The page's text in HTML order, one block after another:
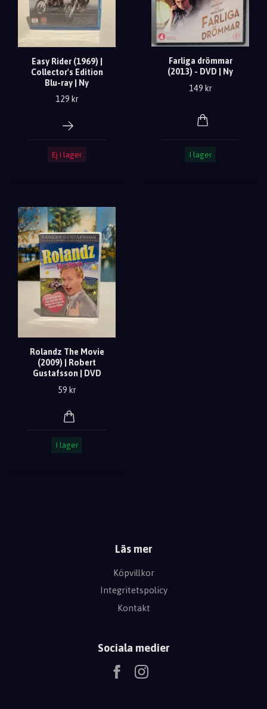
Easy Rider (1969) |
Collector's Edition
Blu-ray | Ny
129 kr
Ej i lager
Farliga drömmar
(2013) - DVD | Ny
149 kr
I lager
Rolandz The Movie
(2009) | Robert
Gustafsson | DVD
59 kr
I lager
Läs mer
Köpvillkor
Integritetspolicy
Kontakt
Sociala medier